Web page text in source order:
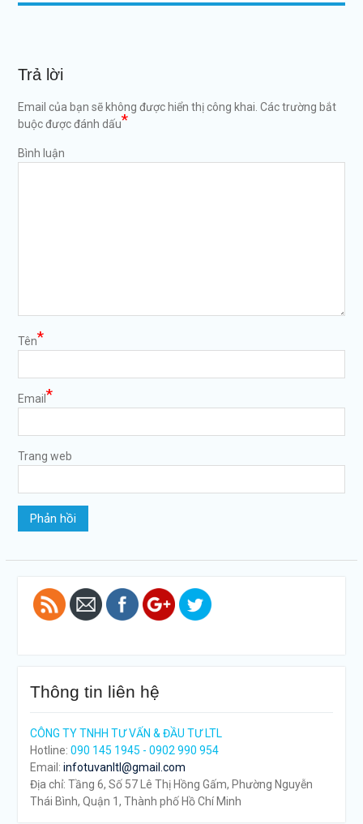
Trả lời
Email của bạn sẽ không được hiển thị công khai. Các trường bắt
buộc được đánh dấu*
Bình luận
Tên*
Email *
Trang web
gi">
Thông tin liên hệ
CÔNG TY TNHH TƯ VẤN & ĐẦU TƯ LTL
Hotline: 090 145 1945 - 0902 990 954
Email: infotuvanltl@gmail.com
Địa chỉ: Tầng 6, Số 57 Lê Thị Hồng Gấm, Phường Nguyễn
Thái Bình, Quận 1, Thành phố Hồ Chí Minh